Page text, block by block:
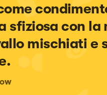
sfiziosa con la
mischiati e